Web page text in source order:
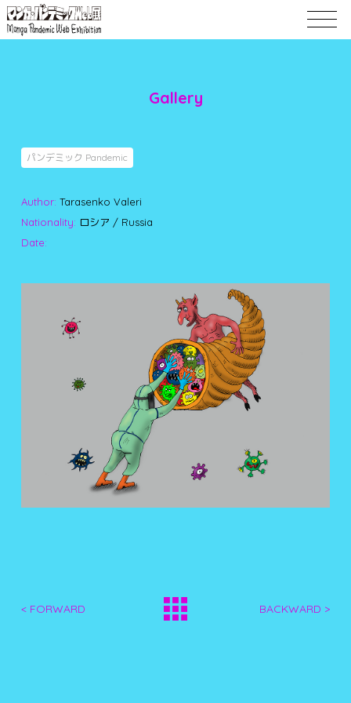
Gallery
パンデミック Pandemic
Author: Tarasenko Valeri
Nationality: ロシア / Russia
Date:
< FORWARD BACKWARD >